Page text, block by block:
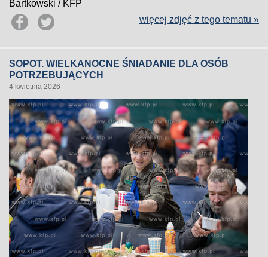
Bartkowski / KFP
więcej zdjęć z tego tematu »
SOPOT. WIELKANOCNE ŚNIADANIE DLA OSÓB
POTRZEBUJĄCYCH
4 kwietnia 2026